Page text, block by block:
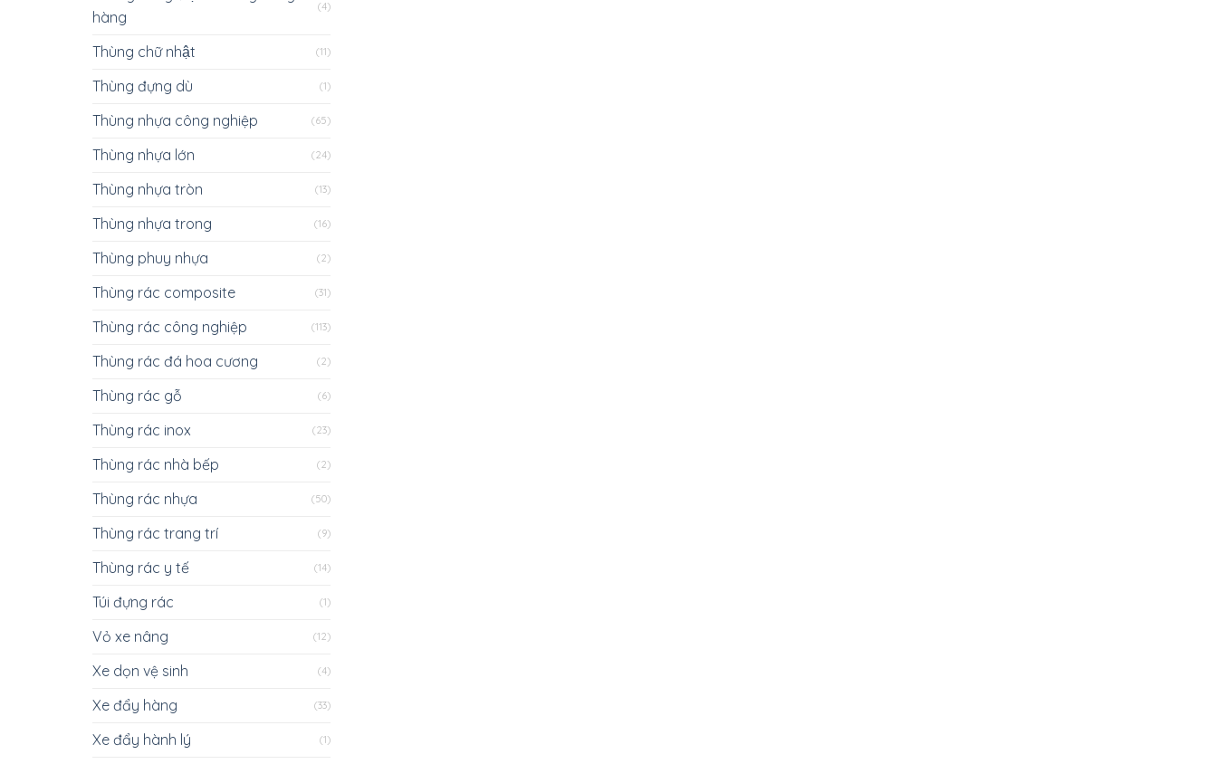
hàng
(4)
Thùng chữ nhật (11)
Thùng đựng dù (1)
Thùng nhựa công nghiệp (65)
Thùng nhựa lớn (24)
Thùng nhựa tròn (13)
Thùng nhựa trong (16)
Thùng phuy nhựa (2)
Thùng rác composite (31)
Thùng rác công nghiệp (113)
Thùng rác đá hoa cương (2)
Thùng rác gỗ (6)
Thùng rác inox (23)
Thùng rác nhà bếp (2)
Thùng rác nhựa (50)
Thùng rác trang trí (9)
Thùng rác y tế (14)
Túi đựng rác (1)
Vỏ xe nâng (12)
Xe dọn vệ sinh (4)
Xe đẩy hàng (33)
Xe đẩy hành lý (1)